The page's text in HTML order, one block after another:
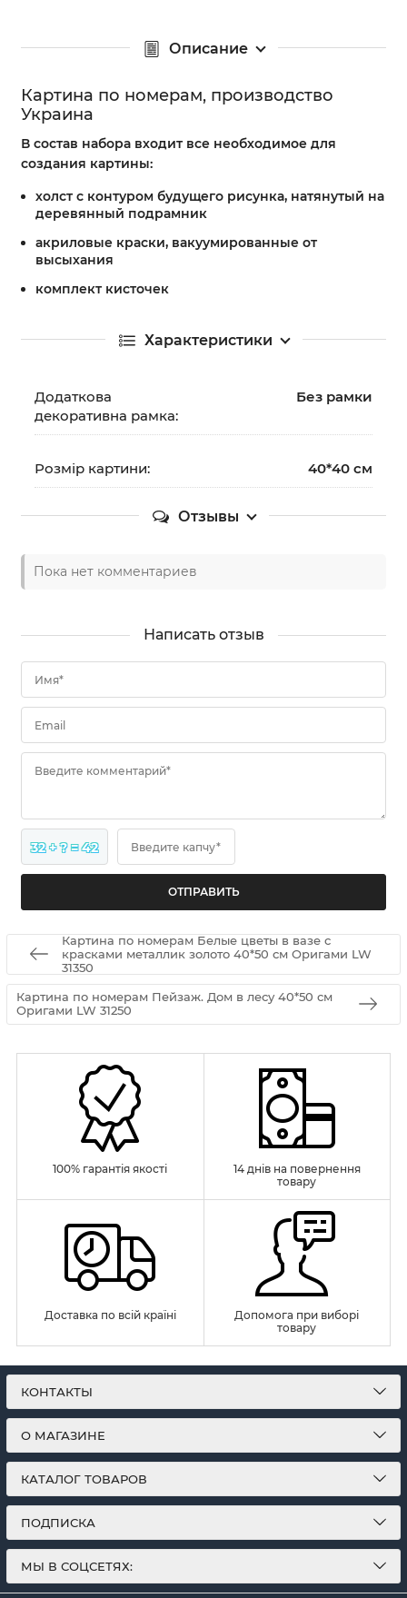
Описание
Картина по номерам, производство
Украина
В состав набора входит все необходимое для
создания картины:
холст с контуром будущего рисунка, натянутый на
деревянный подрамник
акриловые краски, вакуумированные от
высыхания
комплект кисточек
Характеристики
Додаткова
декоративна рамка:
Без рамки
Розмір картини: 40*40 см
Отзывы
Пока нет комментариев
Написать отзыв
Имя*
Email
Введите комментарий*
32 + ? = 42 Введите капчу*
Картина по номерам Белые цветы в вазе с
красками металлик золото 40*50 см Оригами LW
31350
Картина по номерам Пейзаж. Дом в лесу 40*50 см
Оригами LW 31250
100% гарантія якості
14 днів на повернення
товару
Доставка по всій країні
Допомога при виборі
товару
КОНТАКТЫ
О МАГАЗИНЕ
КАТАЛОГ ТОВАРОВ
ПОДПИСКА
МЫ В СОЦСЕТЯХ: